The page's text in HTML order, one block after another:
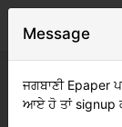
Message
ਜਗਬਾਣੀ Epaper
ਆਏ ਹੋ ਤਾਂ signup